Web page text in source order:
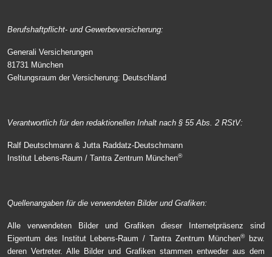
Berufshaftpflicht- und Gewerbeversicherung:
Generali Versicherungen
81731 München
Geltungsraum der Versicherung: Deutschland
Verantwortlich für den redaktionellen Inhalt nach § 55 Abs. 2 RStV:
Ralf Deutschmann & Jutta Raddatz-Deutschmann
Institut Lebens-Raum / Tantra Zentrum München®
Quellenangaben für die verwendeten Bilder und Grafiken:
Alle verwendeten Bilder und Grafiken dieser Internetpräsenz sind
Eigentum des Institut Lebens-Raum / Tantra Zentrum München®bzw.
deren Vertreter. Alle Bilder und Grafiken stammen entweder aus dem